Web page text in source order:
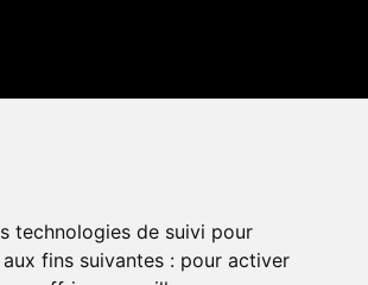
technologies de suivi pour
fins suivantes : pour activer